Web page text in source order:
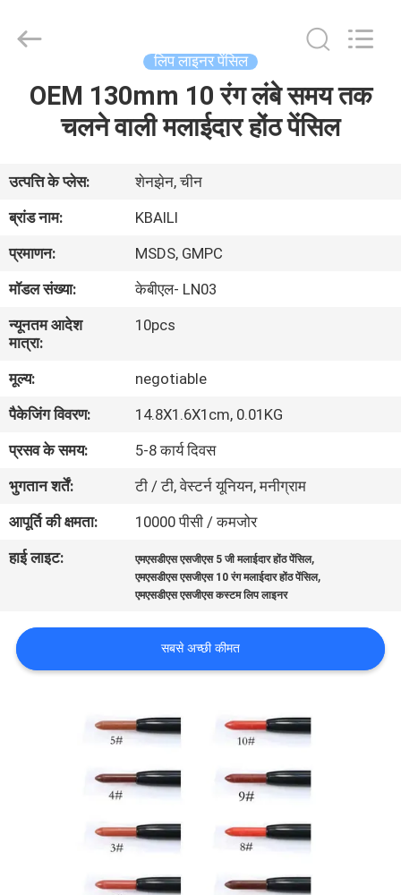
हमारे
बारे
कारखाना
गुणवत्ता
नियंत्रण
संपर्क
करें
उद्धरण
की
PRIVACY
supplier.
Copyright
Shenzhen
Rights
Reserved.
लिप लाइनर पेंसिल
OEM 130mm 10 रंग लंबे समय तक
चलने वाली मलाईदार होंठ पेंसिल
उत्पत्ति के प्लेस:
शेनझेन, चीन
ब्रांड नाम:
KBAILI
प्रमाणन:
MSDS, GMPC
मॉडल संख्या:
केबीएल- LN03
न्यूनतम आदेश
मात्रा:
10pcs
मूल्य:
negotiable
पैकेजिंग विवरण:
14.8X1.6X1cm, 0.01KG
प्रसव के समय:
5-8 कार्य दिवस
भुगतान शर्तें:
टी / टी, वेस्टर्न यूनियन, मनीग्राम
आपूर्ति की क्षमता:
10000 पीसी / कमजोर
हाई लाइट:
एमएसडीएस एसजीएस 5 जी मलाईदार होंठ पेंसिल,
एमएसडीएस एसजीएस 10 रंग मलाईदार होंठ पेंसिल,
एमएसडीएस एसजीएस कस्टम लिप लाइनर
सबसे अच्छी कीमत